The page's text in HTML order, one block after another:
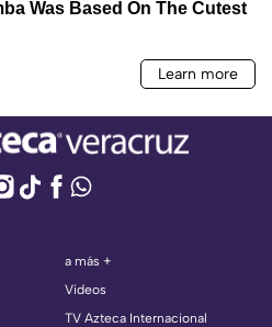
a más +
Videos
TV Azteca Internacional